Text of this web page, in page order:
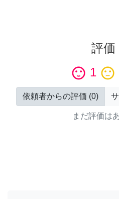
評価
sentiment_satisfied 1 sentiment_neutral
依頼者からの評価 (0)
まだ評価は